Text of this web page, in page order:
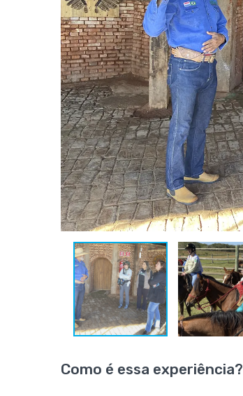
Como é essa experiência?